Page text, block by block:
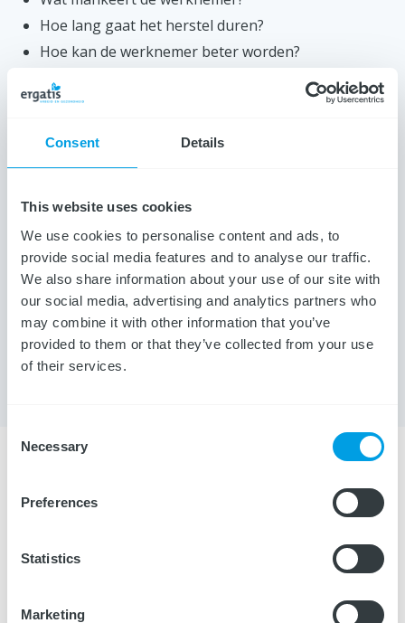
Consent Details
This website uses cookies
We use cookies to personalise content and ads, to
provide social media features and to analyse our traffic.
We also share information about your use of our site with
our social media, advertising and analytics partners who
may combine it with other information that you’ve
provided to them or that they’ve collected from your use
of their services.
Selection
Necessary
Preferences
Statistics
Marketing
Hoe lang gaat het herstel duren?
Hoe kan de werknemer beter worden?
Wat is de exacte belastbaarheid van iemand?
Over Ergatis